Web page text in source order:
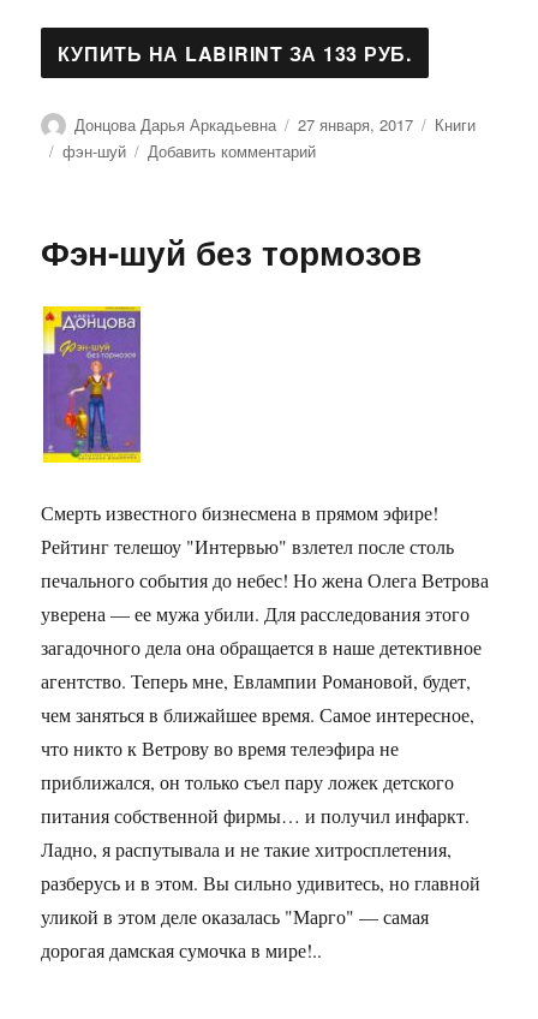
Автор
Донцова Дарья Аркадьевна Опубликовано
27 января, 2017 Рубрики
Книги
Метки
фэн-шуй Добавить комментарийк
без
Фэн-шуй без тормозов
Смерть известного бизнесмена в прямом эфире!
Рейтинг телешоу "Интервью" взлетел после столь
печального события до небес! Но жена Олега Ветрова
уверена — ее мужа убили. Для расследования этого
загадочного дела она обращается в наше детективное
агентство. Теперь мне, Евлампии Романовой, будет,
чем заняться в ближайшее время. Самое интересное,
что никто к Ветрову во время телеэфира не
приближался, он только съел пару ложек детского
питания собственной фирмы… и получил инфаркт.
Ладно, я распутывала и не такие хитросплетения,
разберусь и в этом. Вы сильно удивитесь, но главной
уликой в этом деле оказалась "Марго" — самая
дорогая дамская сумочка в мире!..